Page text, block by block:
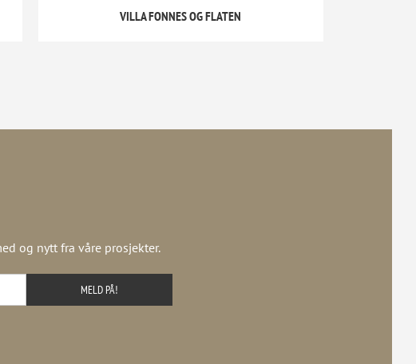
VILLA FONNES OG FLATEN
og nytt fra våre prosjekter.